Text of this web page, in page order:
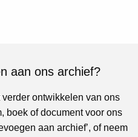
aan ons archief?
ontwikkelen van ons
boek of document voor ons
aan archief’, of neem